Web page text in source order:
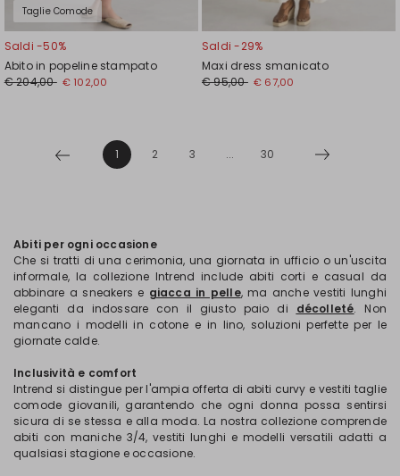
Taglie Comode
Saldi -50%
Abito in popeline stampato
€ 204,00 € 102,00
Saldi -29%
Maxi dress smanicato
€ 95,00 € 67,00
1 2 3 ... 30
Abiti per ogni occasione
Che si tratti di una cerimonia, una giornata in ufficio o un'uscita
informale, la collezione Intrend include abiti corti e casual da
abbinare a sneakers e giacca in pelle, ma anche vestiti lunghi
eleganti da indossare con il giusto paio di décolleté. Non
mancano i modelli in cotone e in lino, soluzioni perfette per le
giornate calde.
Inclusività e comfort
Intrend si distingue per l'ampia offerta di abiti curvy e vestiti taglie
comode giovanili, garantendo che ogni donna possa sentirsi
sicura di se stessa e alla moda. La nostra collezione comprende
abiti con maniche 3/4, vestiti lunghi e modelli versatili adatti a
qualsiasi stagione e occasione.